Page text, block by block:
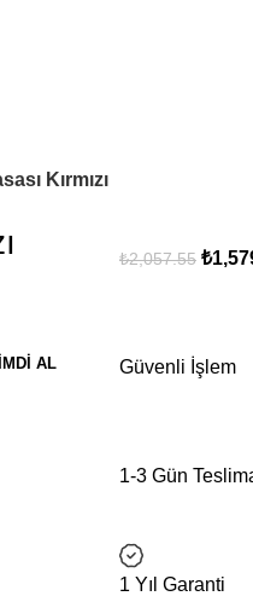
Kırmızı
AL
₺2,057.55 ₺
Güvenli İşlem
1-3 Gün
1 Yıl Garanti